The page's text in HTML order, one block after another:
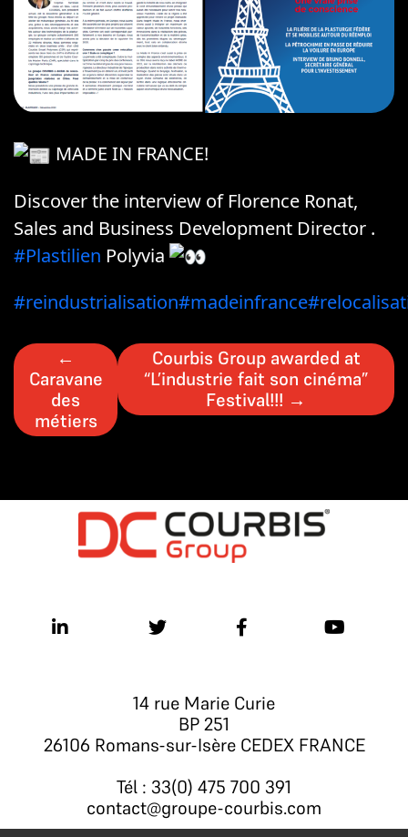
MADE IN FRANCE!
Discover the interview of Florence Ronat,
Sales and Business Development Director .
#Plastilien Polyvia
#reindustrialisation#madeinfrance
←
Caravane
des
métiers
Courbis Group awarded at
“L’industrie fait son cinéma”
Festival!!! →
14 rue Marie Curie
BP 251
26106 Romans-sur-Isère CEDEX FRANCE
Tél : 33(0) 475 700 391
contact@groupe-courbis.com